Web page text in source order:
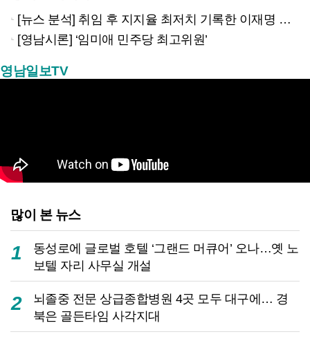
[뉴스 분석] 취임 후 지지율 최저치 기록한 이재명 대통령…왜?
[영남시론] ‘임미애 민주당 최고위원’
영남일보TV
많이 본 뉴스
1
동성로에 글로벌 호텔 ‘그랜드 머큐어’ 오나…옛 노
보텔 자리 사무실 개설
2
뇌졸중 전문 상급종합병원 4곳 모두 대구에… 경
북은 골든타임 사각지대